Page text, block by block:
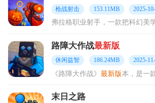
枪战射击 153.11MB 2025-
路障大作战最新版
休闲益智 186.24MB 2025-
《路障大作战》 最新版本，是一款设定在方块世界的射击对战游戏。游戏里，你
末日之路